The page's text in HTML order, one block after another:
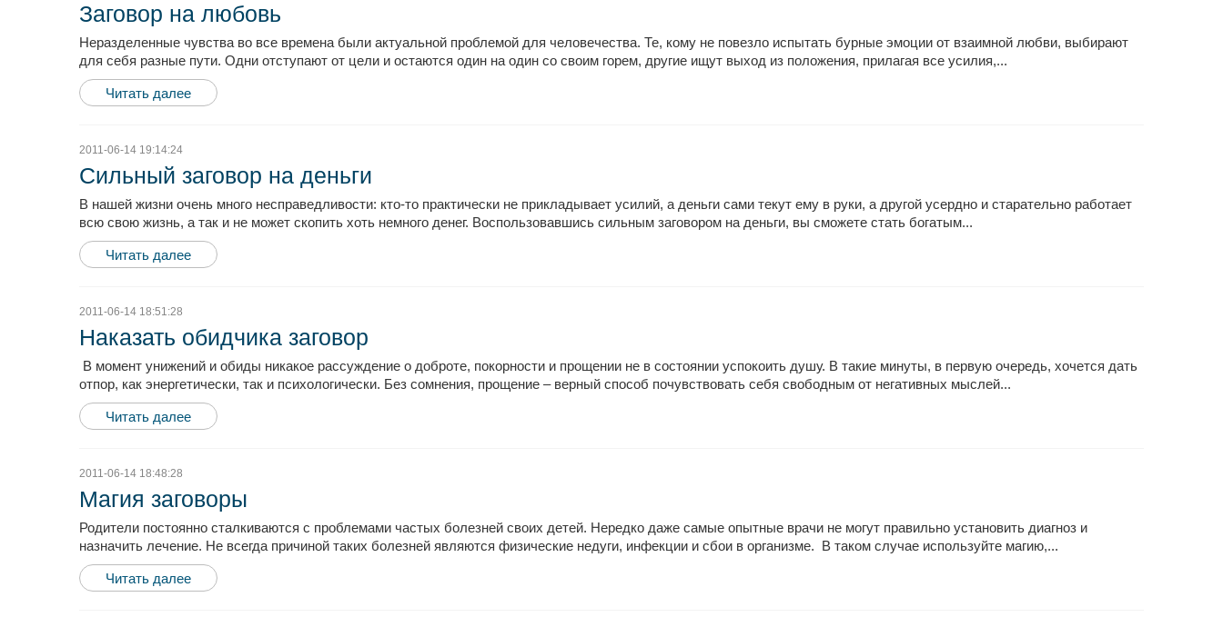
Заговор на любовь
Неразделенные чувства во все времена были актуальной проблемой для человечества. Те, кому не повезло испытать бурные эмоции от взаимной любви, выбирают
для себя разные пути. Одни отступают от цели и остаются один на один со своим горем, другие ищут выход из положения, прилагая все усилия,...
Читать далее
2011-06-14 19:14:24
Сильный заговор на деньги
В нашей жизни очень много несправедливости: кто-то практически не прикладывает усилий, а деньги сами текут ему в руки, а другой усердно и старательно работает
всю свою жизнь, а так и не может скопить хоть немного денег. Воспользовавшись сильным заговором на деньги, вы сможете стать богатым...
Читать далее
2011-06-14 18:51:28
Наказать обидчика заговор
В момент унижений и обиды никакое рассуждение о доброте, покорности и прощении не в состоянии успокоить душу. В такие минуты, в первую очередь, хочется дать
отпор, как энергетически, так и психологически. Без сомнения, прощение – верный способ почувствовать себя свободным от негативных мыслей...
Читать далее
2011-06-14 18:48:28
Магия заговоры
Родители постоянно сталкиваются с проблемами частых болезней своих детей. Нередко даже самые опытные врачи не могут правильно установить диагноз и
назначить лечение. Не всегда причиной таких болезней являются физические недуги, инфекции и сбои в организме. В таком случае используйте магию,...
Читать далее